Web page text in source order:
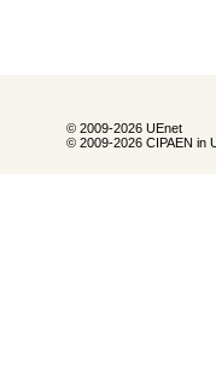
© 2009-2026 UEnet
© 2009-2026 CIPAEN in